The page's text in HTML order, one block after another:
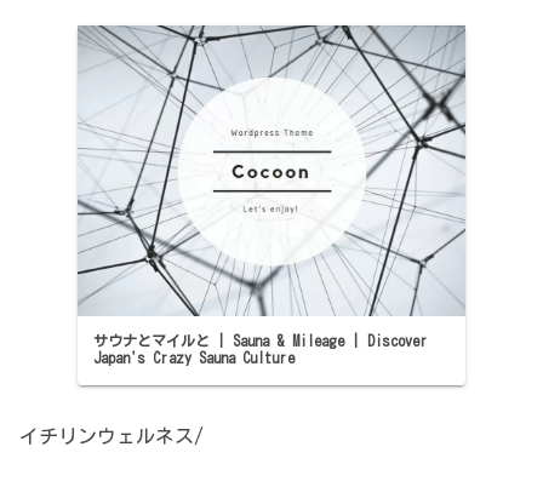
サウナとマイルと | Sauna & Mileage | Discover
Japan's Crazy Sauna Culture
イチリンウェルネス/